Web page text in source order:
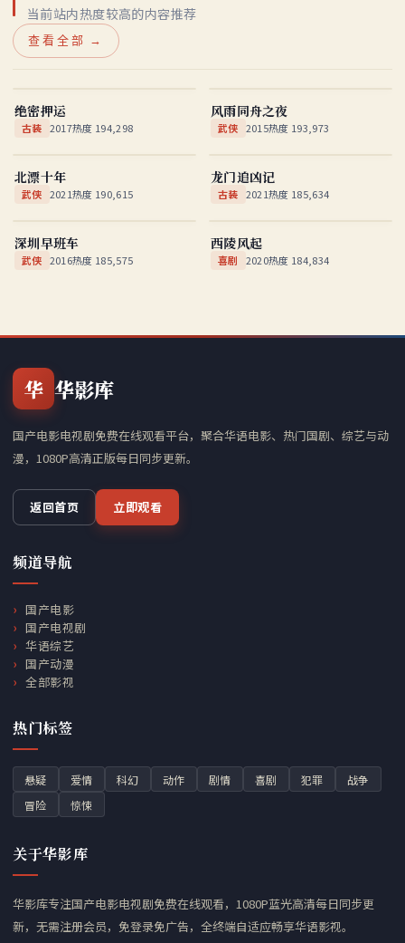
当前站内热度较高的内容推荐
查看全部 →
国产
绝密押运
古装 2017热度 194,298
国产
风雨同舟之夜
武侠 2015热度 193,973
国产
北漂十年
北漂十年
武侠 2021热度 190,615
国产
龙门追凶记
龙门追凶记
古装 2021热度 185,634
国产
深圳早班车
深圳早班车
武侠 2016热度 185,575
国产
西陵风起
西陵风起
喜剧 2020热度 184,834
华 华影库
国产电影电视剧免费在线观看平台，聚合华语电影、热门国剧、综艺与动
漫，1080P高清正版每日同步更新。
返回首页 立即观看
频道导航
国产电影
国产电视剧
华语综艺
国产动漫
全部影视
热门标签
悬疑 爱情 科幻 动作 剧情 喜剧 犯罪
战争
冒险
惊悚
关于华影库
华影库专注国产电影电视剧免费在线观看，1080P蓝光高清每日同步更
新，无需注册会员，免登录免广告，全终端自适应畅享华语影视。